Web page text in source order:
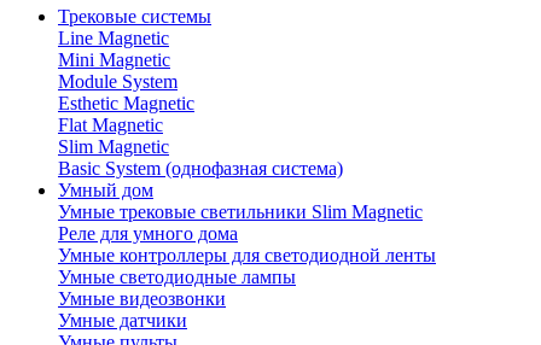
Трековые системы
Line Magnetic
Mini Magnetic
Module System
Esthetic Magnetic
Flat Magnetic
Slim Magnetic
Basic System (однофазная система)
Умный дом
Умные трековые светильники Slim Magnetic
Реле для умного дома
Умные контроллеры для светодиодной ленты
Умные светодиодные лампы
Умные видеозвонки
Умные датчики